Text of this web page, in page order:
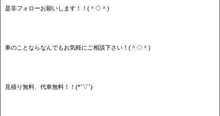
是非フォローお願いします！！(＾◇＾)
車のことならなんでもお気軽にご相談下さい！(＾◇＾)
見積り無料、代車無料！！(*’▽’)